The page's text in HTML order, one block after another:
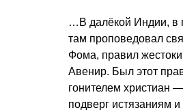
…В далёкой Индии, в
там проповедовал
Фома, правил
Авенир. Был этот
гонителем христиан
подверг истязаниям